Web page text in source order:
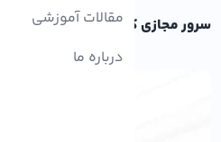
مقالات آموزشی
درباره ما
سرور مجازی کدام کشور بهتر است؟